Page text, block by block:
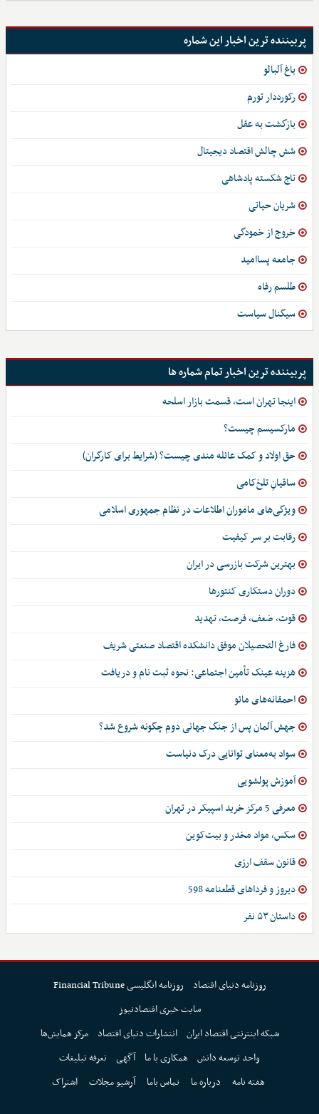
پربیننده ترین اخبار این شماره
باغ آلبالو
رکورددار تورم
بازگشت به عقل
شش چالش اقتصاد دیجیتال
تاج شکسته پادشاهی
شریان حیاتی
خروج از خمودگی
جامعه پساامید
طلسم رفاه
سیگنال سیاست
پربیننده ترین اخبار تمام شماره ها
اینجا تهران است، قسمت بازار اسلحه
مارکسیسم چیست؟
حق اولاد و کمک عائله مندی چیست؟ (شرایط برای کارگران)
ساقیانِ تلخ‌کامی
ویژگی‌های ماموران اطلاعات در نظام جمهوری اسلامی
رقابت بر سر کیفیت
بهترین شرکت بازرسی در ایران
دوران دستکاری کنتورها
قوت، ضعف، فرصت، تهدید
فارغ التحصیلان موفق دانشکده اقتصاد صنعتی شریف
هزینه عینک تأمین اجتماعی: نحوه ثبت نام و دریافت
احمقانه‌های مائو
جهش آلمان پس از جنگ جهانی دوم چگونه شروع شد؟
سواد به‌معنای توانایی درک دنیاست
آموزش پولشویی
معرفی 5 مرکز خرید اسپیکر در تهران
سکس، مواد مخدر و بیت‌کوین
قانون سقف ارزی
دیروز و فرداهای قطعنامه 598
داستان ۵۳ نفر
روزنامه دنیای اقتصاد
روزنامه انگلیسی Financial Tribune
سایت خبری اقتصادنیوز
شبکه اینترنتی اقتصاد ایران انتشارات دنیای اقتصاد
مرکز همایش‌ها
واحد توسعه دانش همکاری با ما آگهی تعرفه تبلیغات
هفته نامه
درباره ما تماس باما آرشیو مجلات اشتراک